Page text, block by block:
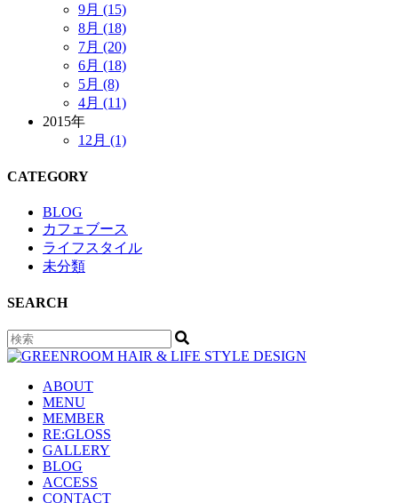
9月 (15)
8月 (18)
7月 (20)
6月 (18)
5月 (8)
4月 (11)
2015年
12月 (1)
CATEGORY
BLOG
カフェブース
ライフスタイル
未分類
SEARCH
ABOUT
MENU
MEMBER
RE:GLOSS
GALLERY
BLOG
ACCESS
CONTACT